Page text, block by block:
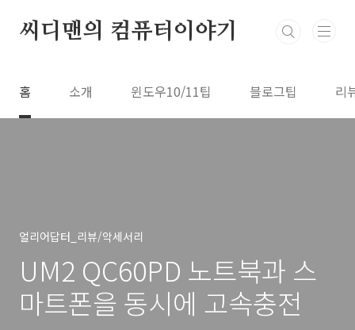
씨디맨의 컴퓨터이야기
홈 소개 윈도우10/11팁 블로그팁 리
얼리어답터_리뷰/악세서리
UM2 QC60PD 노트북과 스
마트폰을 동시에 고속충전